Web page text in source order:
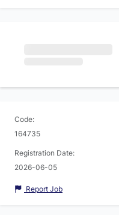
Code:
164735
Registration Date:
2026-06-05
Report Job